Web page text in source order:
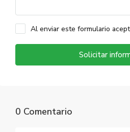
Al enviar este formulario
Solicitar
0 Comentario